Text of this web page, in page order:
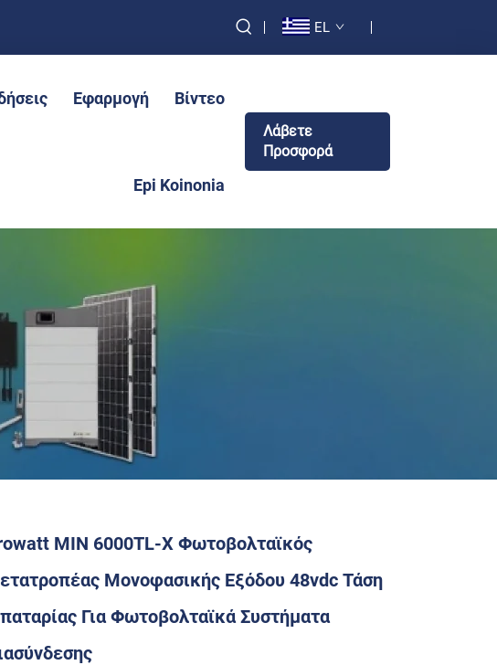
EL
Εφαρμογή Βίντεο
Epi Koinonia
Λάβετε
Προσφορά
MIN 6000TL-X Φωτοβολταϊκός
Μονοφασικής Εξόδου 48vdc Τάση
Για Φωτοβολταϊκά Συστήματα